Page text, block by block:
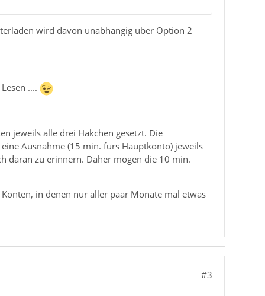
wird davon unabhängig über Option 2
....
jeweils alle drei Häkchen gesetzt. Die
Ausnahme (15 min. fürs Hauptkonto) jeweils
daran zu erinnern. Daher mögen die 10 min.
in denen nur aller paar Monate mal etwas
#3